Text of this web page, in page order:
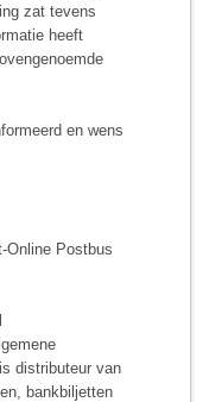
zat tevens
heeft
en wens
Online Postbus
distributeur van
bankbiljetten